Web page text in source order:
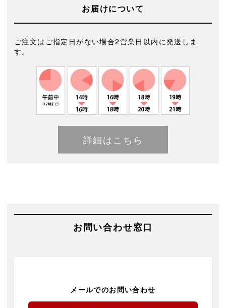
お届けについて
ご注文はご指定日がない場合2営業日以内に発送しま
す。
詳細はこちら
お問い合わせ窓口
メールでのお問い合わせ